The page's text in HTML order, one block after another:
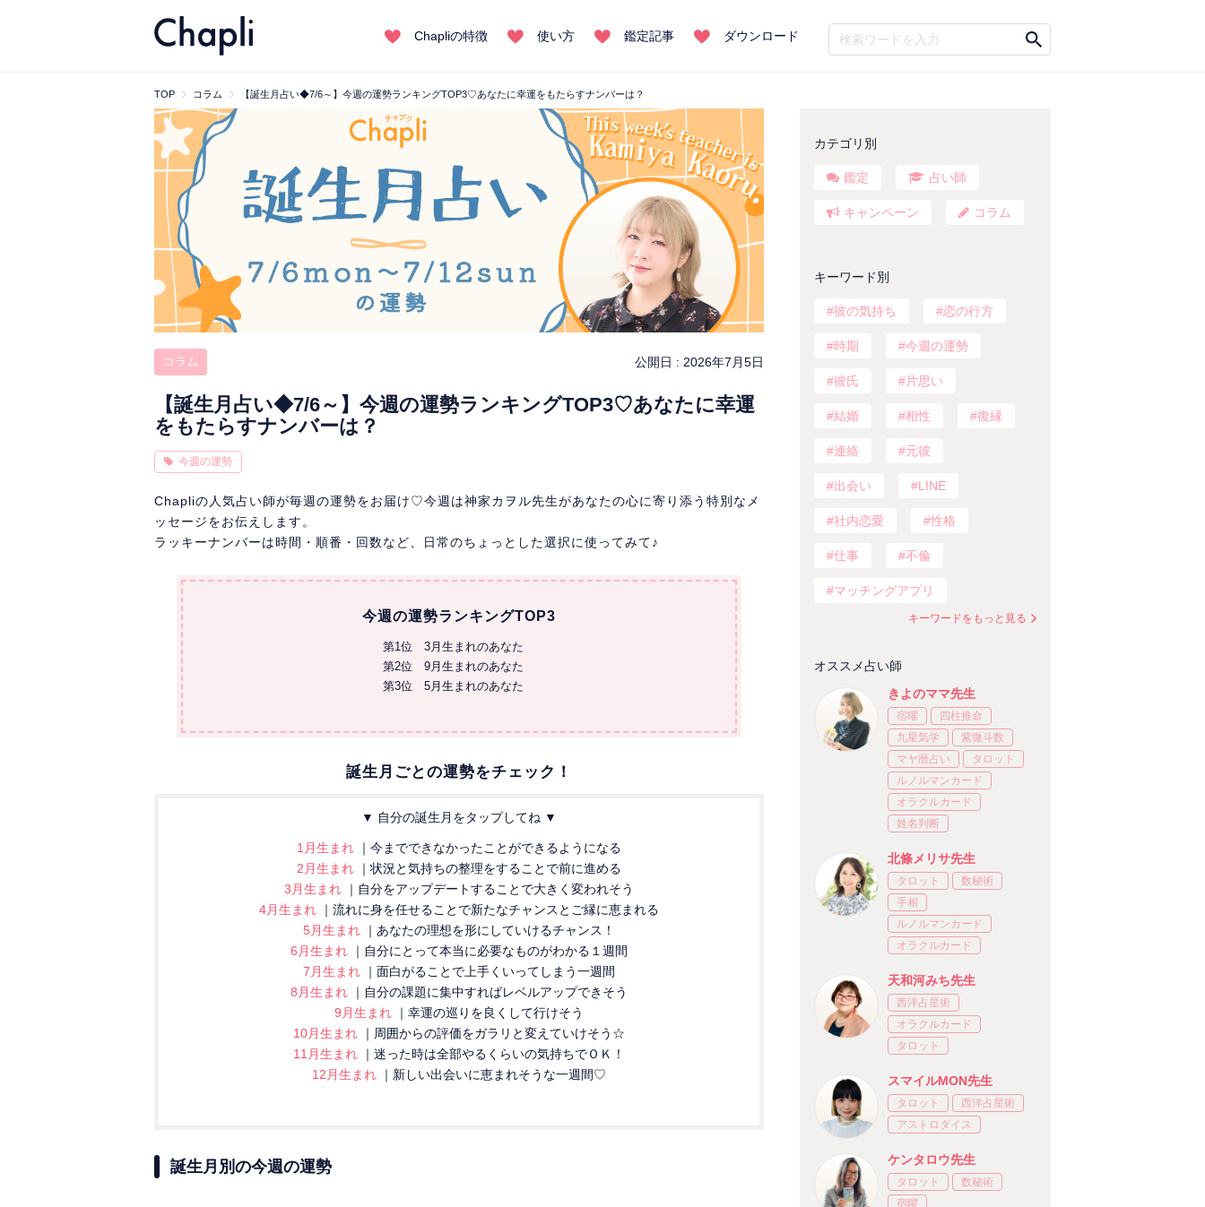
Chapliの特徴 使い方 鑑定記事 ダウンロード
TOP コラム 【誕生月占い◆7/6～】今週の運勢ランキングTOP3♡あなたに幸運をもたらすナンバーは？
コラム 公開日 : 2026年7月5日
【誕生月占い◆7/6～】今週の運勢ランキングTOP3♡あなたに幸運
をもたらすナンバーは？
今週の運勢
Chapliの人気占い師が毎週の運勢をお届け♡今週は神家カヲル先生があなたの心に寄り添う特別なメ
ッセージをお伝えします。
ラッキーナンバーは時間・順番・回数など、日常のちょっとした選択に使ってみて♪
今週の運勢ランキングTOP3
第1位 3月生まれのあなた
第2位 9月生まれのあなた
第3位 5月生まれのあなた
誕生月ごとの運勢をチェック！
▼ 自分の誕生月をタップしてね ▼
1月生まれ
｜今までできなかったことができるようになる
2月生まれ
｜状況と気持ちの整理をすることで前に進める
3月生まれ
｜自分をアップデートすることで大きく変われそう
4月生まれ
｜流れに身を任せることで新たなチャンスとご縁に恵まれる
5月生まれ
｜あなたの理想を形にしていけるチャンス！
6月生まれ
｜自分にとって本当に必要なものがわかる１週間
7月生まれ
｜面白がることで上手くいってしまう一週間
8月生まれ
｜自分の課題に集中すればレベルアップできそう
9月生まれ
｜幸運の巡りを良くして行けそう
10月生まれ
｜周囲からの評価をガラリと変えていけそう☆
11月生まれ
｜迷った時は全部やるくらいの気持ちでＯＫ！
12月生まれ
｜新しい出会いに恵まれそうな一週間♡
誕生月別の今週の運勢
カテゴリ別
鑑定 占い師
キャンペーン コラム
キーワード別
彼の気持ち 恋の行方
時期 今週の運勢
彼氏 片思い
結婚 相性 復縁
連絡 元彼
出会い LINE
社内恋愛 性格
仕事 不倫
マッチングアプリ
キーワードをもっと見る
オススメ占い師
きよのママ先生
宿曜
四柱推命
九星気学
紫微斗数
マヤ暦占い
タロット
ルノルマンカード
オラクルカード
姓名判断
北條メリサ先生
タロット
数秘術
手相
ルノルマンカード
オラクルカード
天和河みち先生
西洋占星術
オラクルカード
タロット
スマイルMON先生
タロット
西洋占星術
アストロダイス
ケンタロウ先生
タロット
数秘術
宿曜